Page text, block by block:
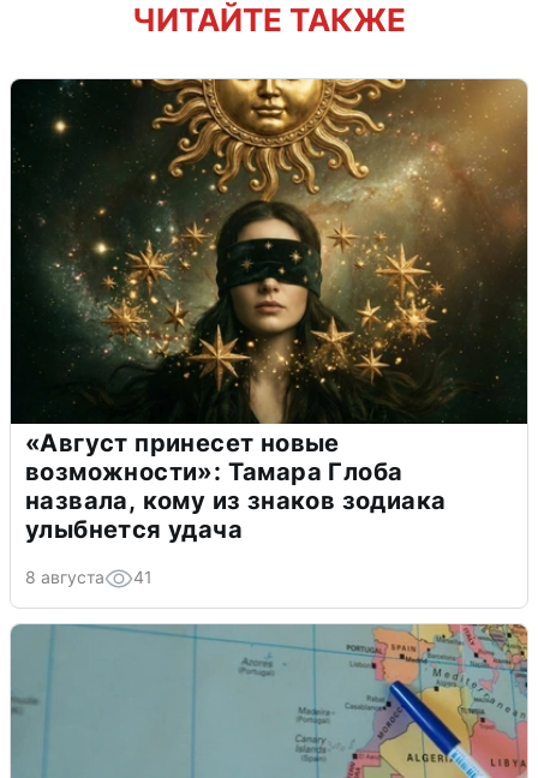
ЧИТАЙТЕ ТАКЖЕ
«Август принесет новые
возможности»: Тамара Глоба
назвала, кому из знаков зодиака
улыбнется удача
8 августа 41